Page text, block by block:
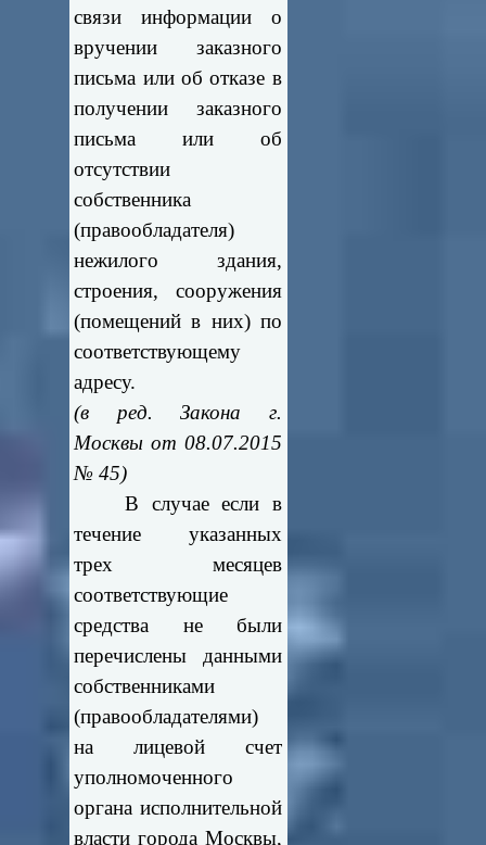
связи информации о
вручении заказного
письма или об отказе в
получении заказного
письма или об
отсутствии
собственника
(правообладателя)
нежилого здания,
строения, сооружения
(помещений в них) по
соответствующему
адресу.
(в ред. Закона г.
Москвы от 08.07.2015
№ 45)
В случае если в
течение указанных
трех месяцев
соответствующие
средства не были
перечислены данными
собственниками
(правообладателями)
на лицевой счет
уполномоченного
органа исполнительной
власти города Москвы,